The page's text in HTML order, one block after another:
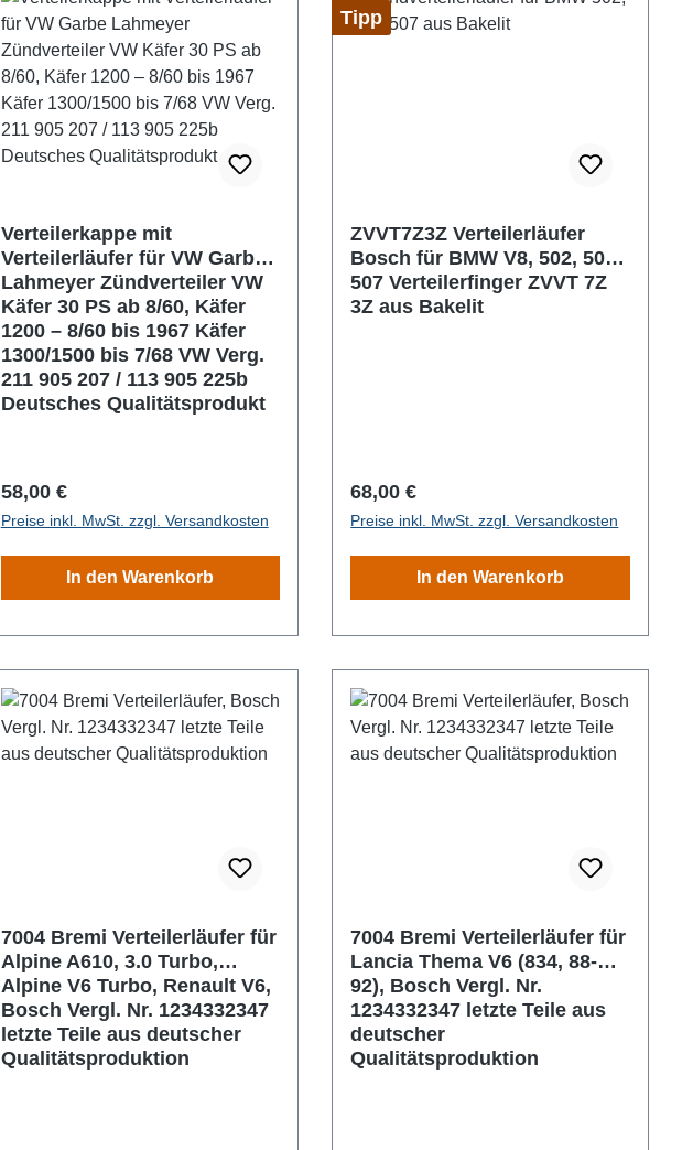
Verteilerkappe mit
Verteilerläufer für VW Garbe
Lahmeyer Zündverteiler VW
Käfer 30 PS ab 8/60, Käfer
1200 – 8/60 bis 1967 Käfer
1300/1500 bis 7/68 VW Verg.
211 905 207 / 113 905 225b
Deutsches Qualitätsprodukt
Regulärer Preis:
58,00 €
Preise inkl. MwSt. zzgl. Versandkosten
In den Warenkorb
Tipp
ZVVT7Z3Z Verteilerläufer
Bosch für BMW V8, 502, 503,
507 Verteilerfinger ZVVT 7Z
3Z aus Bakelit
Regulärer Preis:
68,00 €
Preise inkl. MwSt. zzgl. Versandkosten
In den Warenkorb
7004 Bremi Verteilerläufer für
Alpine A610, 3.0 Turbo,
Alpine V6 Turbo, Renault V6,
Bosch Vergl. Nr. 1234332347
letzte Teile aus deutscher
Qualitätsproduktion
7004 Bremi Verteilerläufer für
Lancia Thema V6 (834, 88-
92), Bosch Vergl. Nr.
1234332347 letzte Teile aus
deutscher
Qualitätsproduktion